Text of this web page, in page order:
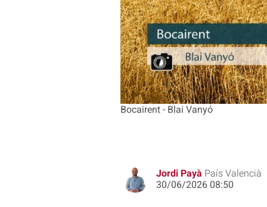
Bocairent - Blai Vanyó
Jordi Payà País Valencià
30/06/2026 08:50